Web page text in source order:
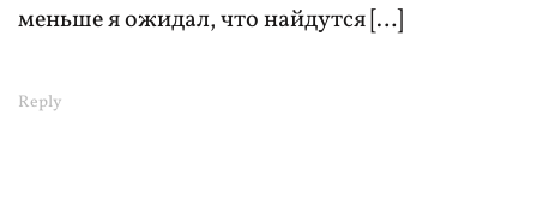
меньше я ожидал, что найдутся […]
Reply